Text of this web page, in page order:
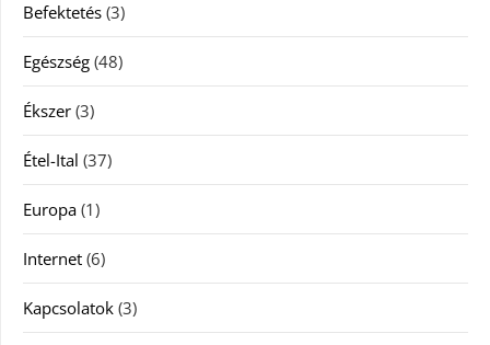
Befektetés (3)
Egészség (48)
Ékszer (3)
Étel-Ital (37)
Europa (1)
Internet (6)
Kapcsolatok (3)